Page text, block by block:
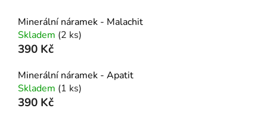
Minerální náramek - Malachit
Skladem (2 ks)
390 Kč
Minerální náramek - Apatit
Skladem (1 ks)
390 Kč